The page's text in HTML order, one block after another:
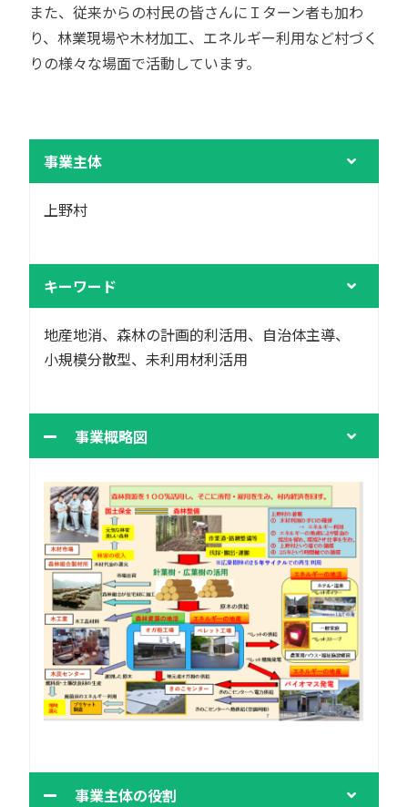
また、従来からの村民の皆さんにＩターン者も加わ
り、林業現場や木材加工、エネルギー利用など村づく
りの様々な場面で活動しています。
事業主体
上野村
キーワード
地産地消、森林の計画的利活用、自治体主導、
小規模分散型、未利用材利活用
事業概略図
事業主体の役割